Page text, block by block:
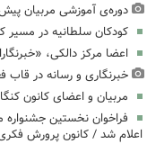
دوره‌ی آموزشی مربیان
کودکان سلطانیه در مسیر
اعضا مرکز دالکی،
خبرنگاری و رسانه در
مربیان و اعضای کانون
فراخوان نخستین جشنواره
اعلام شد / کانون پرورش